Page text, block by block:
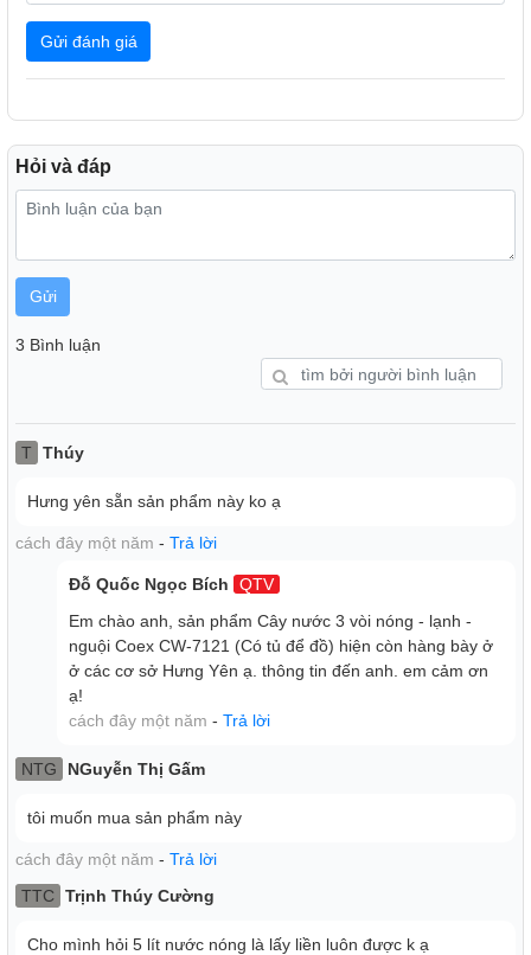
Gửi đánh giá
Hỏi và đáp
Gửi
3 Bình luận
T Thúy
Hưng yên sẵn sản phẩm này ko ạ
cách đây một năm - Trả lời
Đỗ Quốc Ngọc Bích
QTV
Em chào anh, sản phẩm Cây nước 3 vòi nóng - lạnh -
nguội Coex CW-7121 (Có tủ để đồ) hiện còn hàng bày ở
ở các cơ sở Hưng Yên ạ. thông tin đến anh. em cảm ơn
ạ!
cách đây một năm - Trả lời
NTG NGuyễn Thị Gấm
tôi muốn mua sản phẩm này
cách đây một năm - Trả lời
TTC Trịnh Thúy Cường
Cho mình hỏi 5 lít nước nóng là lấy liền luôn được k ạ